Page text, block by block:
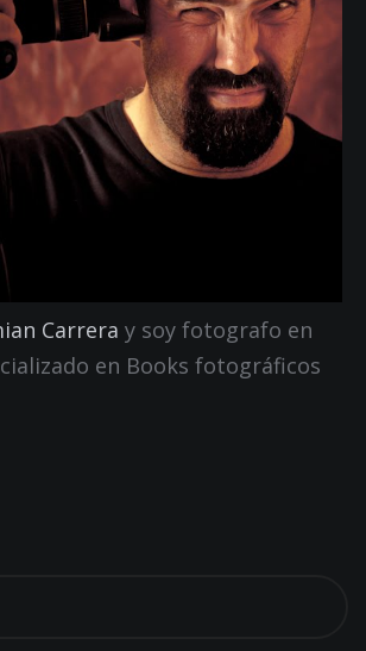
Carrera y soy fotografo en
en Books fotográficos